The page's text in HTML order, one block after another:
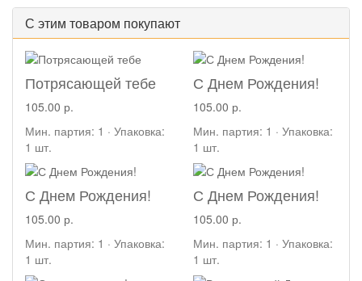
С этим товаром покупают
Потрясающей тебе
105.00 р.
Мин. партия: 1 · Упаковка:
1 шт.
С Днем Рождения!
105.00 р.
Мин. партия: 1 · Упаковка:
1 шт.
С Днем Рождения!
105.00 р.
Мин. партия: 1 · Упаковка:
1 шт.
С Днем Рождения!
105.00 р.
Мин. партия: 1 · Упаковка:
1 шт.